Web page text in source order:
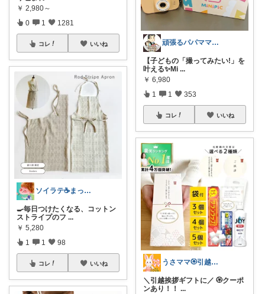
￥ 2,980～
0 1 1281
コレ いいね
ソイラテ☕️まっすー暮らしを飾るROOM
🍳毎日つけたくなる、コットン
ストライプのフ ...
￥ 5,280
1 1 98
コレ いいね
頑張るパパママ応援隊@育児・子供用品紹介
【子どもの「撮ってみたい!」を
叶える✨Mi ...
￥ 6,980
1 1 353
コレ いいね
うさママ🏵️引越ギフト&ごみ箱＆収納
＼引越挨拶ギフトに／ 🏵️クーポ
ンあり！！ ...